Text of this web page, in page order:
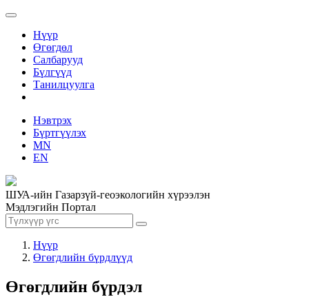
Нүүр
Өгөгдөл
Салбарууд
Бүлгүүд
Танилцуулга
Нэвтрэх
Бүртгүүлэх
MN
EN
ШУА-ийн Газарзүй-геоэкологийн хүрээлэн
Мэдлэгийн Портал
Нүүр
Өгөгдлийн бүрдлүүд
Өгөгдлийн бүрдэл